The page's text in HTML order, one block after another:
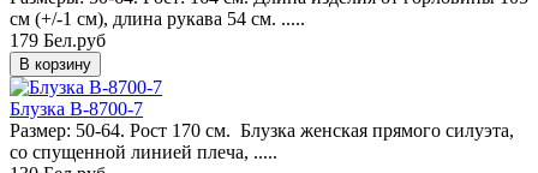
см (+/-1 см), длина рукава 54 см. .....
179 Бел.руб
Блузка B-8700-7
Размер: 50-64. Рост 170 см. Блузка женская прямого силуэта,
со спущенной линией плеча, .....